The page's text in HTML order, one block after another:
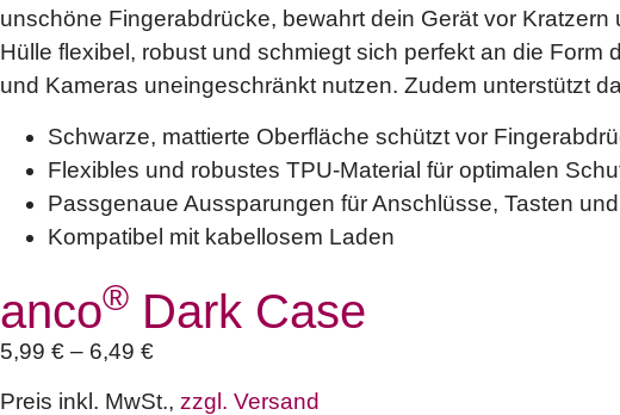
unschöne Fingerabdrücke, bewahrt dein Gerät vor
Hülle flexibel, robust und schmiegt sich perfekt an die
und Kameras uneingeschränkt nutzen. Zudem unterstützt
Schwarze, mattierte Oberfläche schützt vor
Flexibles und robustes TPU-Material für optimalen
Passgenaue Aussparungen für Anschlüsse, Tasten
Kompatibel mit kabellosem Laden
anco® Dark Case
5,99 € – 6,49 €
Preis inkl. MwSt., zzgl. Versand